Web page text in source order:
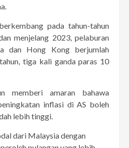
pada tahun-tahun
menjelang 2023, pelaburan
dan Hong Kong berjumlah
tiga kali ganda paras 10
memberi amaran bahawa
inflasi di AS boleh
lebih tinggi.
dari Malaysia dengan